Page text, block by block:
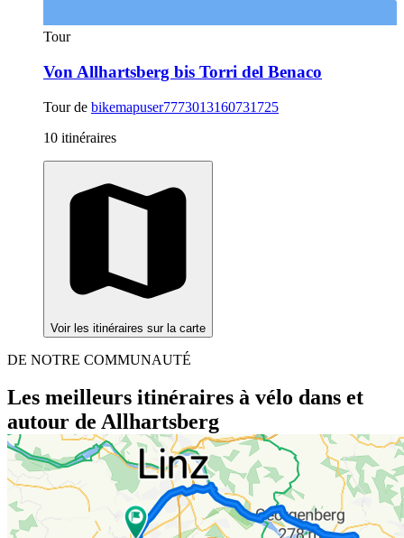
Tour
Von Allhartsberg bis Torri del Benaco
Tour de bikemapuser7773013160731725
10 itinéraires
Voir les itinéraires sur la carte
DE NOTRE COMMUNAUTÉ
Les meilleurs itinéraires à vélo dans et
autour de Allhartsberg